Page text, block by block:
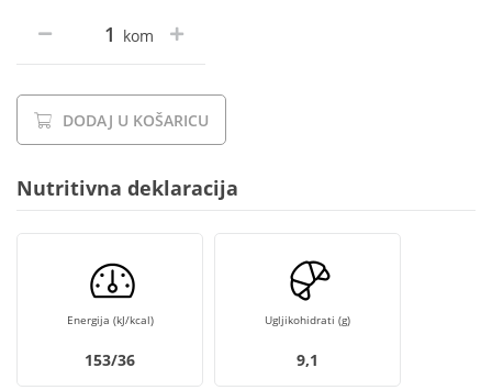
kom
DODAJ U KOŠARICU
Nutritivna deklaracija
Energija (kJ/kcal)
153/36
Ugljikohidrati (g)
9,1